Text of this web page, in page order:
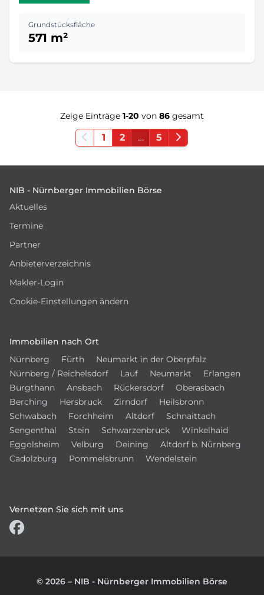
Grundstücksfläche
571 m²
Zeige Einträge 1-20 von 86 gesamt
1 2 … 5
NIB - Nürnberger Immobilien Börse
Aktuelles
Termine
Partner
Anbieterverzeichnis
Makler-Login
Cookie-Einstellungen ändern
Immobilien nach Ort
Nürnberg
Fürth
Neumarkt in der Oberpfalz
Nürnberg / Reichelsdorf
Lauf Neumarkt
Erlangen
Burgthann
Ansbach Rückersdorf
Oberasbach
Berching
Hersbruck Zirndorf
Heilsbronn
Schwabach
Forchheim Altdorf
Schnaittach
Sengenthal
Stein Schwarzenbruck
Winkelhaid
Eggolsheim
Velburg Deining
Altdorf b. Nürnberg
Cadolzburg
Pommelsbrunn Wendelstein
Vernetzen Sie sich mit uns
© 2026 – NIB - Nürnberger Immobilien Börse